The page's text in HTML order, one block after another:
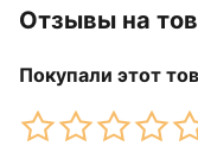
Отзывы на
Покупали этот